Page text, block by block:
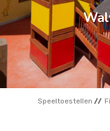
SKATEPARKS
HOUTEN HUIZENS
STADSMEUBILAIRS
Speeltoestellen